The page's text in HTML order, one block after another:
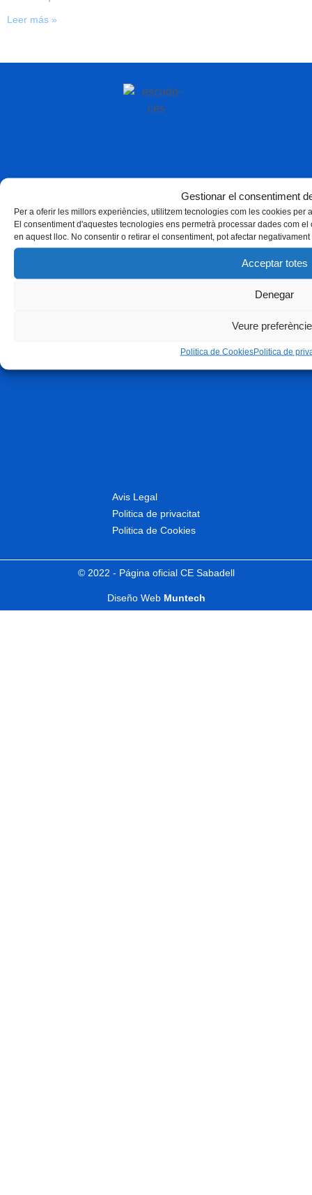
Gestionar el consentiment
Per a oferir les millors experiències, utilitzem tecnologies com les cookies
El consentiment d'aquestes tecnologies ens permetrà processar dades com
en aquest lloc. No consentir o retirar el consentiment, pot afectar
Acceptar totes
Denegar
Veure
Politica de CookiesPolitica de
Leer más »
Avis Legal
Politica de privacitat
Politica de Cookies
© 2022 - Página oficial CE Sabadell
Diseño Web Muntech